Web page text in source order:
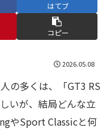
はてブ
コピー
2026.05.08
の多くは、「GT3 RS
いが、結局どんな立
やSport Classicと何